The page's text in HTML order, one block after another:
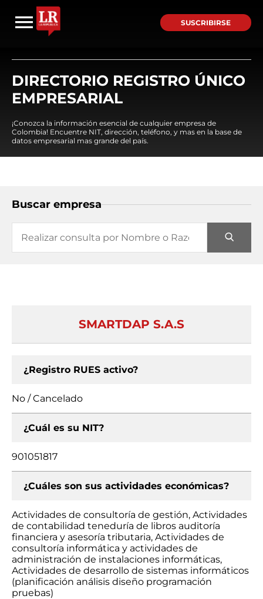
SUSCRIBIRSE
DIRECTORIO REGISTRO ÚNICO
EMPRESARIAL
¡Conozca la información esencial de cualquier empresa de
Colombia! Encuentre NIT, dirección, teléfono, y mas en la base de
datos empresarial mas grande del país.
Buscar empresa
SMARTDAP S.A.S
¿Registro RUES activo?
No / Cancelado
¿Cuál es su NIT?
901051817
¿Cuáles son sus actividades económicas?
Actividades de consultoría de gestión, Actividades
de contabilidad teneduría de libros auditoría
financiera y asesoría tributaria, Actividades de
consultoría informática y actividades de
administración de instalaciones informáticas,
Actividades de desarrollo de sistemas informáticos
(planificación análisis diseño programación
pruebas)